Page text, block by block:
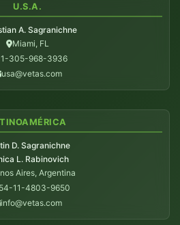
U.S.A.
A. Sagranichne
Miami, FL
305-968-3936
usa@vetas.com
D. Sagranichne
L. Rabinovich
Aires, Argentina
11-4803-9650
info@vetas.com